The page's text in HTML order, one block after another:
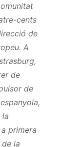
cents
de
A
de
de
la
primera
la